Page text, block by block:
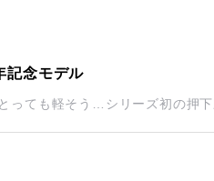
念モデル
っても軽そう…シリーズ初の押